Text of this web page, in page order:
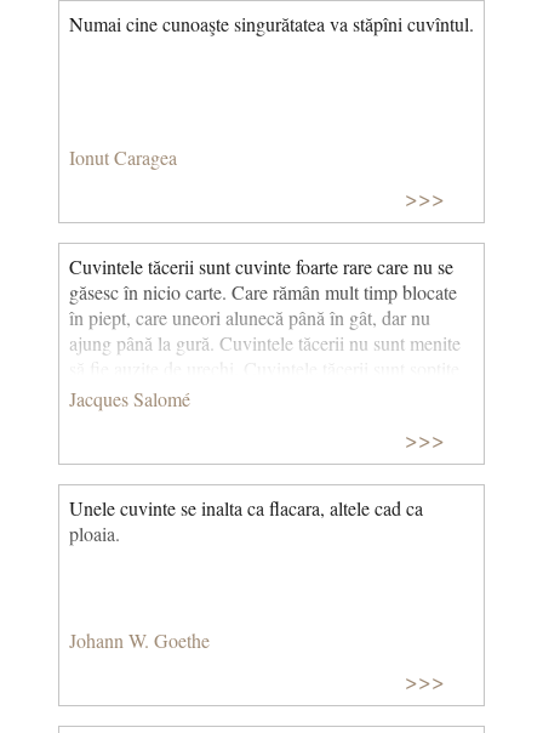
Numai cine cunoaşte singurătatea va stăpîni cuvîntul.
Ionut Caragea
>>>
Cuvintele tăcerii sunt cuvinte foarte rare care nu se
găsesc în nicio carte. Care rămân mult timp blocate
în piept, care uneori alunecă până în gât, dar nu
ajung până la gură. Cuvintele tăcerii nu sunt menite
să fie auzite de urechi. Cuvintele tăcerii sunt șoptite
cu gesturi minuscule și expresii faciale imobile. Sunt
citite cu ochii închiși, ascultate cu inima, păstrate în
adâncul sufletului, în dulceața emoțiilor. © CCC
Jacques Salomé
>>>
Unele cuvinte se inalta ca flacara, altele cad ca
ploaia.
Johann W. Goethe
>>>